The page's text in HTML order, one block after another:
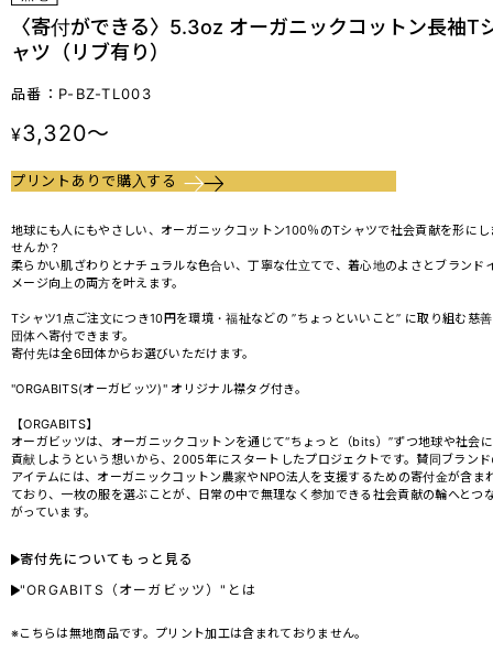
〈寄付ができる〉5.3oz オーガニックコットン長袖T
ャツ（リブ有り）
品番：P-BZ-TL003
¥3,320～
プリントありで購入する
地球にも人にもやさしい、オーガニックコットン100％のTシャツで社会貢献を形にし
せんか？
柔らかい肌ざわりとナチュラルな色合い、丁寧な仕立てで、着心地のよさとブランド
メージ向上の両方を叶えます。
Tシャツ1点ご注文につき10円を環境・福祉などの ”ちょっといいこと” に取り組む慈善
団体へ寄付できます。
寄付先は全6団体からお選びいただけます。
"ORGABITS(オーガビッツ)" オリジナル襟タグ付き。
【ORGABITS】
オーガビッツは、オーガニックコットンを通じて“ちょっと（bits）”ずつ地球や社会に
貢献しようという想いから、2005年にスタートしたプロジェクトです。賛同ブラン
アイテムには、オーガニックコットン農家やNPO法人を支援するための寄付金が含ま
ており、一枚の服を選ぶことが、日常の中で無理なく参加できる社会貢献の輪へとつ
がっています。
寄付先についてもっと見る
"ORGABITS（オーガビッツ）"とは
※こちらは無地商品です。プリント加工は含まれておりません。